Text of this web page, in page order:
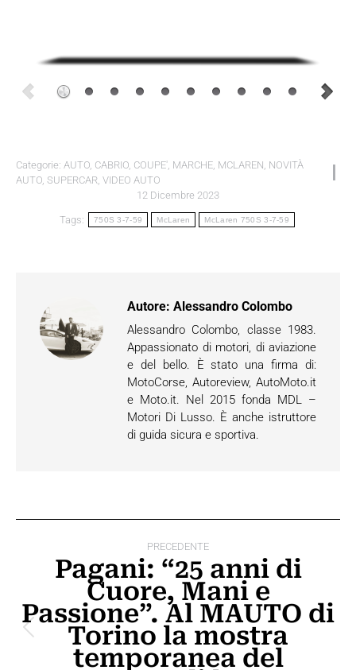
Categorie: AUTO, CABRIO, COUPE', MARCHE, MCLAREN, NOVITÀ
AUTO, SUPERCAR, VIDEO AUTO
12 Dicembre 2023
Tags: 750S 3-7-59 McLaren McLaren 750S 3-7-59
Autore: Alessandro Colombo
Alessandro Colombo, classe 1983.
Appassionato di motori, di aviazione
e del bello. È stato una firma di:
MotoCorse, Autoreview, AutoMoto.it
e Moto.it. Nel 2015 fonda MDL –
Motori Di Lusso. È anche istruttore
di guida sicura e sportiva.
post
PRECEDENTE
Post
precedente:
Pagani: “25 anni di
Cuore, Mani e
Passione”. Al MAUTO di
Torino la mostra
temporanea del